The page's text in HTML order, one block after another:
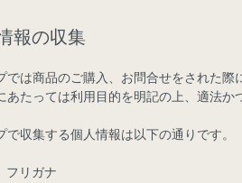
報の収集
では商品のご購入、お問合せをされた際
あたっては利用目的を明記の上、適法か
で収集する個人情報は以下の通りです。
フリガナ